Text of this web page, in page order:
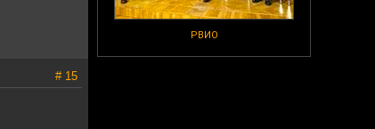
РВИО
# 15